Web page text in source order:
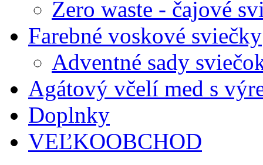
Zero waste - čajové
Farebné voskové sviečky
Adventné sady
Agátový včelí med s
Doplnky
VEĽKOOBCHOD